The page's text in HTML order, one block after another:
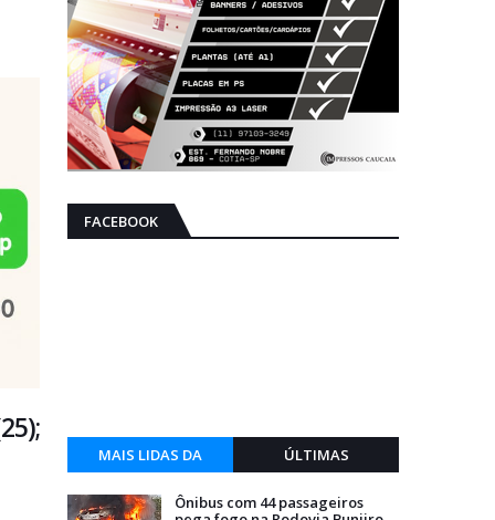
FACEBOOK
MAIS LIDAS DA
SEMANA
ÚLTIMAS
Ônibus com 44 passageiros